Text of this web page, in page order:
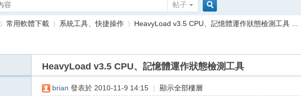
帖子
搜
索
常用軟體下載
›
系統工具、快捷操作
›
HeavyLoad v3.5 CPU、記憶體運作狀態檢測工具 ...
HeavyLoad v3.5 CPU、記憶體運作狀態檢測工具
brian 發表於 2010-11-9 14:15 | 顯示全部樓層